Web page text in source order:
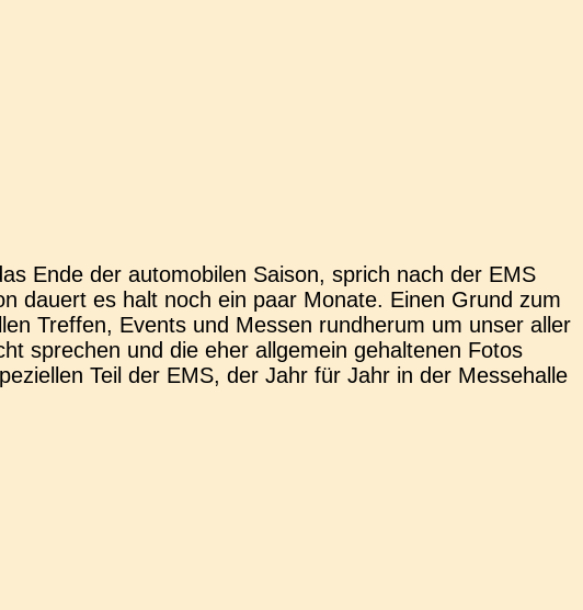
Ende der auto­mo­bi­len Saison, sprich nach der EMS
dauert es halt noch ein paar Monate. Einen Grund zum
Tref­fen, Events und Messen rund­her­um um unser aller
spre­chen und die eher all­ge­mein gehal­te­nen Fotos
Teil der EMS, der Jahr für Jahr in der Mes­se­hal­le